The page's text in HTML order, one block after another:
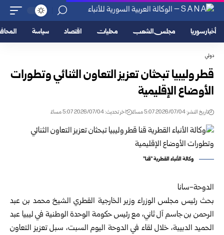
أخبار سوريا مجلس الشعب محليات اقتصاد سياسة
دولي
قطر وليبيا تبحثان تعزيز التعاون الثنائي وتطورات
الأوضاع الإقليمية
تاريخ النشر: 2026/07/04 5:07 مساءً اخر تحديث: 2026/07/04 5:07 مساءً
وكالة الأنباء القطرية "قنا"
الدوحة-سانا
بحث رئيس مجلس الوزراء وزير الخارجية القطري الشيخ محمد بن عبد
الرحمن بن جاسم آل ثاني، مع رئيس حكومة الوحدة الوطنية في ليبيا عبد
الحميد الدبيبة، خلال لقاء في الدوحة اليوم السبت، سبل تعزيز التعاون